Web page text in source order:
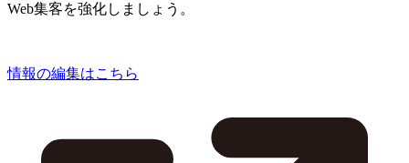
Web集客を強化しましょう。
情報の編集はこちら